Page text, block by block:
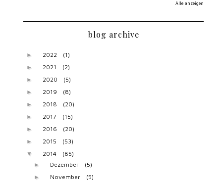
Alle anzeigen
blog archive
► 2022 (1)
► 2021 (2)
► 2020 (5)
► 2019 (8)
► 2018 (20)
► 2017 (15)
► 2016 (20)
► 2015 (53)
▼ 2014 (85)
► Dezember (5)
► November (5)